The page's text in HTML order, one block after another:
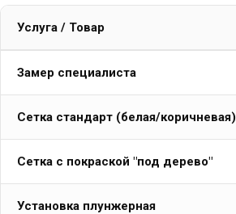
Услуга / Товар
Замер специалиста
Сетка стандарт (белая/коричневая)
Сетка с покраской "под дерево"
Установка плунжерная